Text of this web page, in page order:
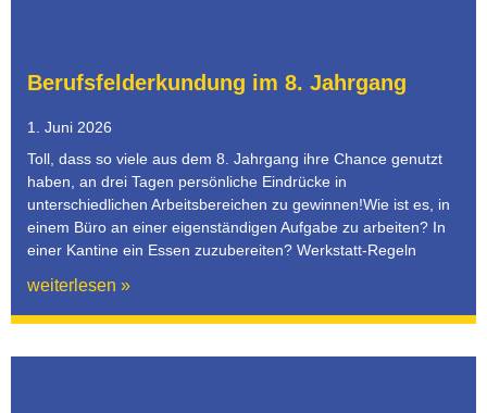
Berufsfelderkundung im 8. Jahrgang
1. Juni 2026
Toll, dass so viele aus dem 8. Jahrgang ihre Chance genutzt
haben, an drei Tagen persönliche Eindrücke in
unterschiedlichen Arbeitsbereichen zu gewinnen!Wie ist es, in
einem Büro an einer eigenständigen Aufgabe zu arbeiten? In
einer Kantine ein Essen zuzubereiten? Werkstatt-Regeln
weiterlesen »